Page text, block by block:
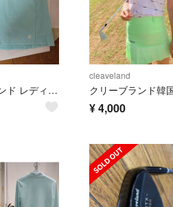
クリーブランド レディース スカート ゴルフ
cleaveland
¥4,000